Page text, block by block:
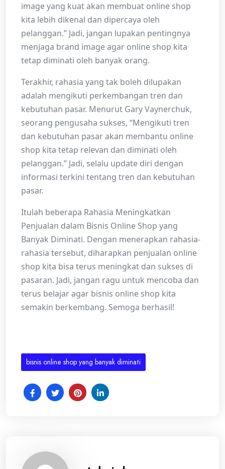
image yang kuat akan membuat online shop
kita lebih dikenal dan dipercaya oleh
pelanggan.” Jadi, jangan lupakan pentingnya
menjaga brand image agar online shop kita
tetap diminati oleh banyak orang.
Terakhir, rahasia yang tak boleh dilupakan
adalah mengikuti perkembangan tren dan
kebutuhan pasar. Menurut Gary Vaynerchuk,
seorang pengusaha sukses, “Mengikuti tren
dan kebutuhan pasar akan membantu online
shop kita tetap relevan dan diminati oleh
pelanggan.” Jadi, selalu update diri dengan
informasi terkini tentang tren dan kebutuhan
pasar.
Itulah beberapa Rahasia Meningkatkan
Penjualan dalam Bisnis Online Shop yang
Banyak Diminati. Dengan menerapkan rahasia-
rahasia tersebut, diharapkan penjualan online
shop kita bisa terus meningkat dan sukses di
pasaran. Jadi, jangan ragu untuk mencoba dan
terus belajar agar bisnis online shop kita
semakin berkembang. Semoga berhasil!
bisnis online shop yang banyak diminati